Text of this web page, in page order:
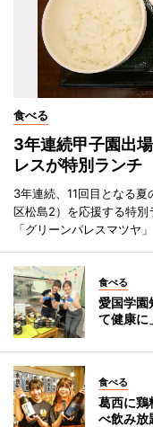
食べる
3年連続甲子園出
レスが特別ランチ
3年連続、11回目となる
区松島2）を応援する特
「グリーンパレスマツヤ
食べる
愛国学
て健康に
食べる
葛西に
べ飲み放